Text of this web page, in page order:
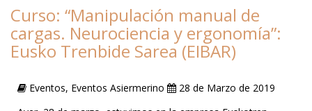
Curso: “Manipulación manual de
cargas. Neurociencia y ergonomía”:
Eusko Trenbide Sarea (EIBAR)
Eventos, Eventos Asiermerino
28 de Marzo de 2019